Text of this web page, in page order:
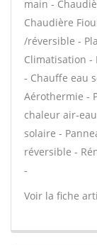
main -
Chaudière
/réversible -
Climatisation -
- Chauffe eau
Aérothermie -
chaleur air-
solaire -
réversible -
-
Voir la fiche